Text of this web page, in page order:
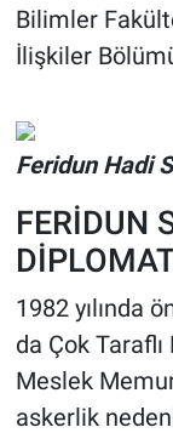
Bilimler
İlişkiler
Feridun Hadi
FERİDUN
1982 yılında
da Çok
Meslek
askerlik